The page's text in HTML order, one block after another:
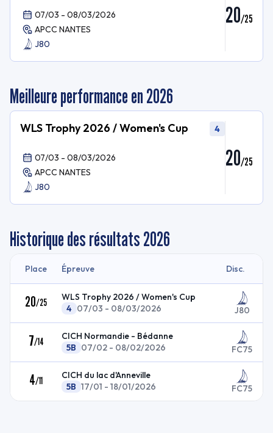
07/03 - 08/03/2026
APCC NANTES
J80
20/25
Meilleure performance en 2026
WLS Trophy 2026 / Women's Cup 4
07/03 - 08/03/2026
APCC NANTES
J80
20/25
Historique des résultats2026
Place Épreuve Disc.
20/25
WLS Trophy 2026 / Women's Cup
4 07/03 - 08/03/2026 J80
7/14
CICH Normandie - Bédanne
5B 07/02 - 08/02/2026 FC75
4/11
CICH du lac d'Anneville
5B 17/01 - 18/01/2026 FC75